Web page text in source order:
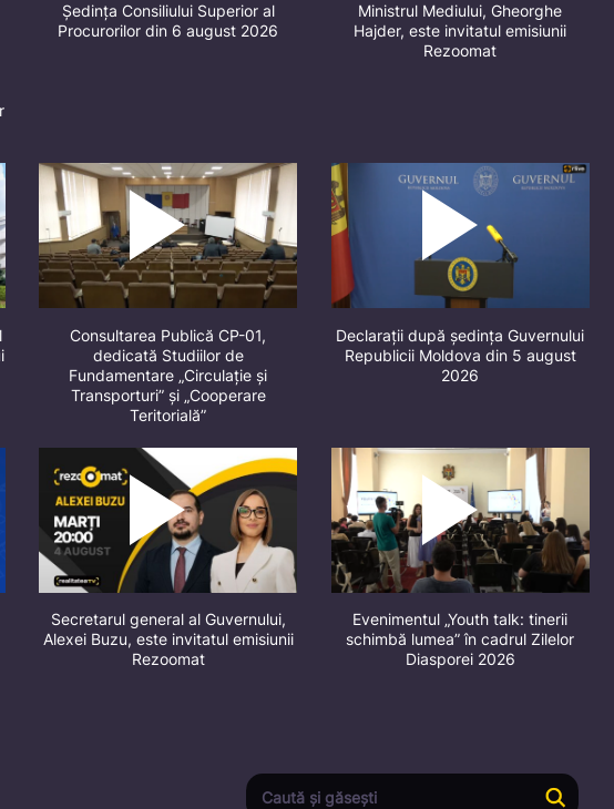
Ședința Consiliului Superior al
Procurorilor din 6 august 2026
Ministrul Mediului, Gheorghe
Hajder, este invitatul emisiunii
Rezoomat
Consultarea Publică CP-01,
dedicată Studiilor de
Fundamentare „Circulație și
Transporturi” și „Cooperare
Teritorială”
Declarații după ședința Guvernului
Republicii Moldova din 5 august
2026
Secretarul general al Guvernului,
Alexei Buzu, este invitatul emisiunii
Rezoomat
Evenimentul „Youth talk: tinerii
schimbă lumea” în cadrul Zilelor
Diasporei 2026